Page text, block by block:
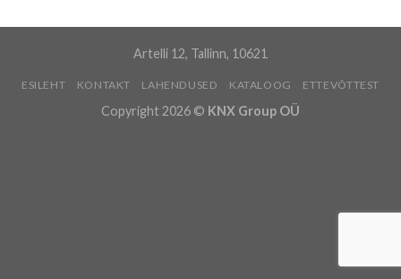
Artelli 12, Tallinn, 10621
ESILEHT KONTAKT LAHENDUSED KATALOOG ETTEVÕTTEST
Copyright 2026 © KNX Group OÜ